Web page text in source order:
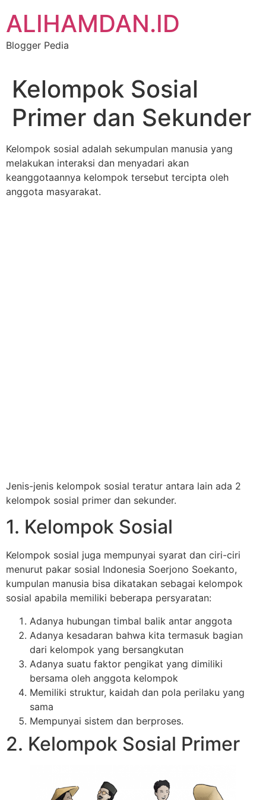
content
ALIHAMDAN.ID
Blogger Pedia
Kelompok Sosial
Primer dan Sekunder
Kelompok sosial adalah sekumpulan manusia yang
melakukan interaksi dan menyadari akan
keanggotaannya kelompok tersebut tercipta oleh
anggota masyarakat.
Jenis-jenis kelompok sosial teratur antara lain ada 2
kelompok sosial primer dan sekunder.
1. Kelompok Sosial
Kelompok sosial juga mempunyai syarat dan ciri-ciri
menurut pakar sosial Indonesia Soerjono Soekanto,
kumpulan manusia bisa dikatakan sebagai kelompok
sosial apabila memiliki beberapa persyaratan:
Adanya hubungan timbal balik antar anggota
Adanya kesadaran bahwa kita termasuk bagian
dari kelompok yang bersangkutan
Adanya suatu faktor pengikat yang dimiliki
bersama oleh anggota kelompok
Memiliki struktur, kaidah dan pola perilaku yang
sama
Mempunyai sistem dan berproses.
2. Kelompok Sosial Primer